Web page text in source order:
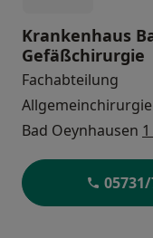
Krankenhaus
Gefäßchirurgie
Fachabteilung
Allgemeinchirurgie
Bad Oeynhausen